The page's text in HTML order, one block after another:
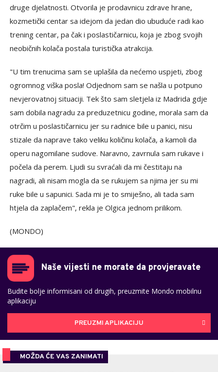
druge djelatnosti. Otvorila je prodavnicu zdrave hrane,
kozmetički centar sa idejom da jedan dio ubuduće radi kao
trening centar, pa čak i poslastičarnicu, koja je zbog svojih
neobičnih kolača postala turistička atrakcija.
"U tim trenucima sam se uplašila da nećemo uspjeti, zbog
ogromnog viška posla! Odjednom sam se našla u potpuno
nevjerovatnoj situaciji. Tek što sam sletjela iz Madrida gdje
sam dobila nagradu za preduzetnicu godine, morala sam da
otrčim u poslastičarnicu jer su radnice bile u panici, nisu
stizale da naprave tako veliku količinu kolača, a kamoli da
operu nagomilane sudove. Naravno, zavrnula sam rukave i
počela da perem. Ljudi su svraćali da mi čestitaju na
nagradi, ali nisam mogla da se rukujem sa njima jer su mi
ruke bile u sapunici. Sada mi je to smiješno, ali tada sam
htjela da zaplačem", rekla je Olgica jednom prilikom.
(MONDO)
Naše vijesti ne morate da provjeravate
Budite bolje informisani od drugih, preuzmite Mondo mobilnu
aplikaciju
PREUZMI APLIKACIJU
MOŽDA ĆE VAS ZANIMATI